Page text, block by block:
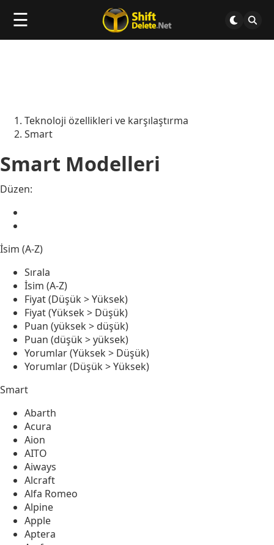
☰
Teknoloji özellikleri ve karşılaştırma
Smart
Smart Modelleri
Düzen:
İsim (A-Z)
Sırala
İsim (A-Z)
Fiyat (Düşük > Yüksek)
Fiyat (Yüksek > Düşük)
Puan (yüksek > düşük)
Puan (düşük > yüksek)
Yorumlar (Yüksek > Düşük)
Yorumlar (Düşük > Yüksek)
Smart
Abarth
Acura
Aion
AITO
Aiways
Alcraft
Alfa Romeo
Alpine
Apple
Aptera